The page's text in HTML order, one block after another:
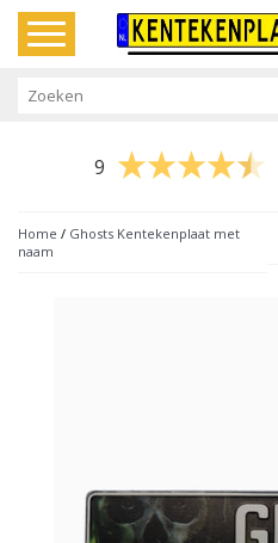
Toggle
navigation
9
Home / Ghosts Kentekenplaat met
naam